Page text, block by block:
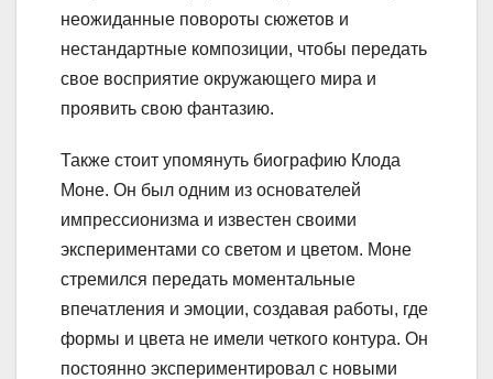
неожиданные повороты сюжетов и
нестандартные композиции, чтобы передать
свое восприятие окружающего мира и
проявить свою фантазию.
Также стоит упомянуть биографию Клода
Моне. Он был одним из основателей
импрессионизма и известен своими
экспериментами со светом и цветом. Моне
стремился передать моментальные
впечатления и эмоции, создавая работы, где
формы и цвета не имели четкого контура. Он
постоянно экспериментировал с новыми